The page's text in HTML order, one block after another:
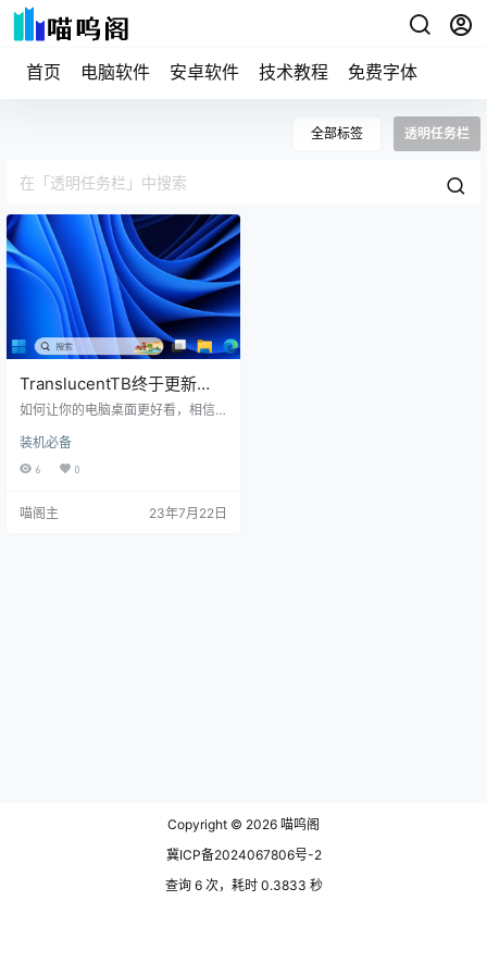
首页 电脑软件 安卓软件 技术教程 免费字体
全部标签 透明任务栏
TranslucentTB终于更新
了，支持Win10/11透明任务
如何让你的电脑桌面更好看，相信
的任务栏，TranslucentTB就是其中
这样一款工具。其本身只需要几M内
更新慢，在win10系统中，十分完
装机必备
6 0
喵阁主 23年7月22日
Copyright © 2026 喵呜阁
冀ICP备2024067806号-2
查询 6 次，耗时 0.3833 秒